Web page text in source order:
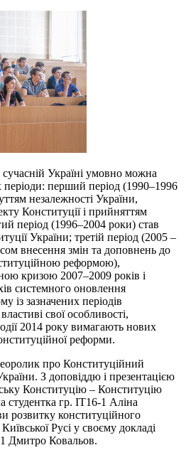
Україні умовно можна
перший період (1990–1996
незалежності України,
Конституції і прийняттям
період (1996–2004 роки) став
України; третій період (2005 –
внесення змін та доповнень до
реформою),
кризою 2007–2009 років і
системного оновлення
із зазначених періодів
свої особливості,
2014 року вимагають нових
реформи.
про Конституційний
З доповіддю і презентацією
Конституцію – Конституцію
гр. ІТ16-1 Аліна
розвитку конституційного
Русі у своєму докладі
1 Дмитро Ковальов.